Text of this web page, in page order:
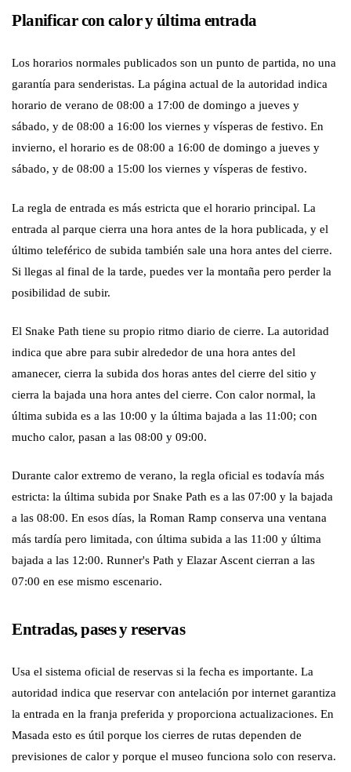
Planificar con calor y última entrada
Los horarios normales publicados son un punto de partida, no una
garantía para senderistas. La página actual de la autoridad indica
horario de verano de 08:00 a 17:00 de domingo a jueves y
sábado, y de 08:00 a 16:00 los viernes y vísperas de festivo. En
invierno, el horario es de 08:00 a 16:00 de domingo a jueves y
sábado, y de 08:00 a 15:00 los viernes y vísperas de festivo.
La regla de entrada es más estricta que el horario principal. La
entrada al parque cierra una hora antes de la hora publicada, y el
último teleférico de subida también sale una hora antes del cierre.
Si llegas al final de la tarde, puedes ver la montaña pero perder la
posibilidad de subir.
El Snake Path tiene su propio ritmo diario de cierre. La autoridad
indica que abre para subir alrededor de una hora antes del
amanecer, cierra la subida dos horas antes del cierre del sitio y
cierra la bajada una hora antes del cierre. Con calor normal, la
última subida es a las 10:00 y la última bajada a las 11:00; con
mucho calor, pasan a las 08:00 y 09:00.
Durante calor extremo de verano, la regla oficial es todavía más
estricta: la última subida por Snake Path es a las 07:00 y la bajada
a las 08:00. En esos días, la Roman Ramp conserva una ventana
más tardía pero limitada, con última subida a las 11:00 y última
bajada a las 12:00. Runner's Path y Elazar Ascent cierran a las
07:00 en ese mismo escenario.
Entradas, pases y reservas
Usa el sistema oficial de reservas si la fecha es importante. La
autoridad indica que reservar con antelación por internet garantiza
la entrada en la franja preferida y proporciona actualizaciones. En
Masada esto es útil porque los cierres de rutas dependen de
previsiones de calor y porque el museo funciona solo con reserva.